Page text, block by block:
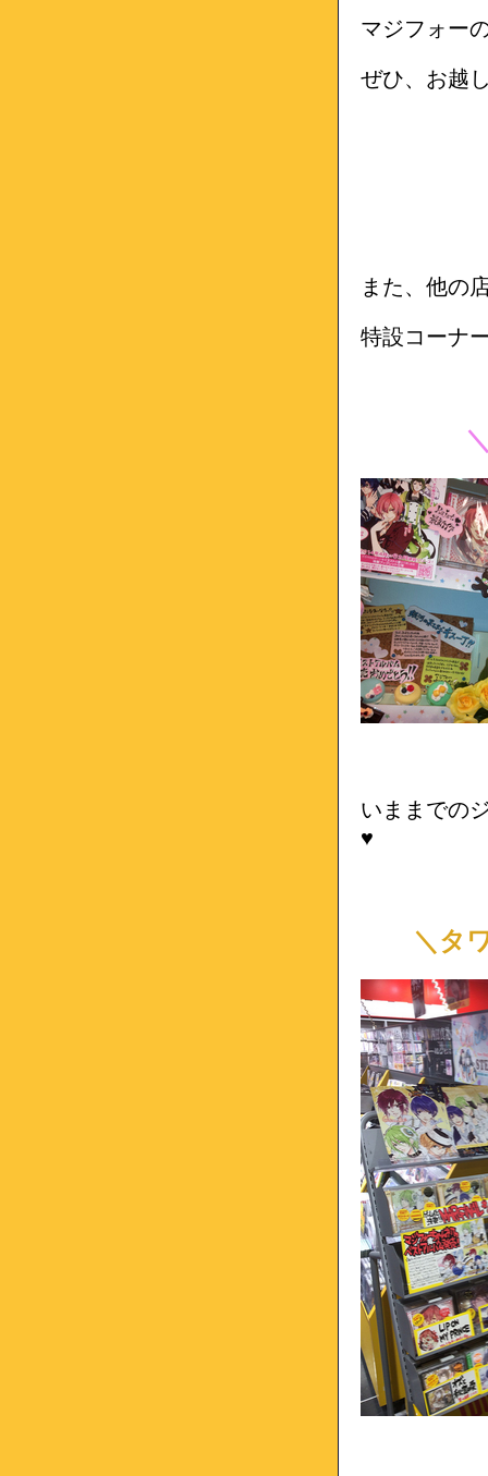
マジフォー
ぜひ、お越
また、他の
特設コーナ
＼ス
いままでの
♥
＼タワ